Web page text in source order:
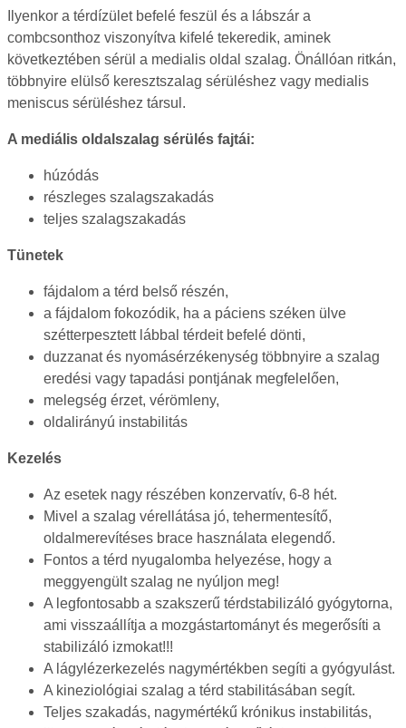
Ilyenkor a térdízület befelé feszül és a lábszár a
combcsonthoz viszonyítva kifelé tekeredik, aminek
következtében sérül a medialis oldal szalag. Önállóan ritkán,
többnyire elülső keresztszalag sérüléshez vagy medialis
meniscus sérüléshez társul.
A mediális oldalszalag sérülés fajtái:
húzódás
részleges szalagszakadás
teljes szalagszakadás
Tünetek
fájdalom a térd belső részén,
a fájdalom fokozódik, ha a páciens széken ülve
szétterpesztett lábbal térdeit befelé dönti,
duzzanat és nyomásérzékenység többnyire a szalag
eredési vagy tapadási pontjának megfelelően,
melegség érzet, vérömleny,
oldalirányú instabilitás
Kezelés
Az esetek nagy részében konzervatív, 6-8 hét.
Mivel a szalag vérellátása jó, tehermentesítő,
oldalmerevítéses brace használata elegendő.
Fontos a térd nyugalomba helyezése, hogy a
meggyengült szalag ne nyúljon meg!
A legfontosabb a szakszerű térdstabilizáló gyógytorna,
ami visszaállítja a mozgástartományt és megerősíti a
stabilizáló izmokat!!!
A lágylézerkezelés nagymértékben segíti a gyógyulást.
A kineziológiai szalag a térd stabilitásában segít.
Teljes szakadás, nagymértékű krónikus instabilitás,